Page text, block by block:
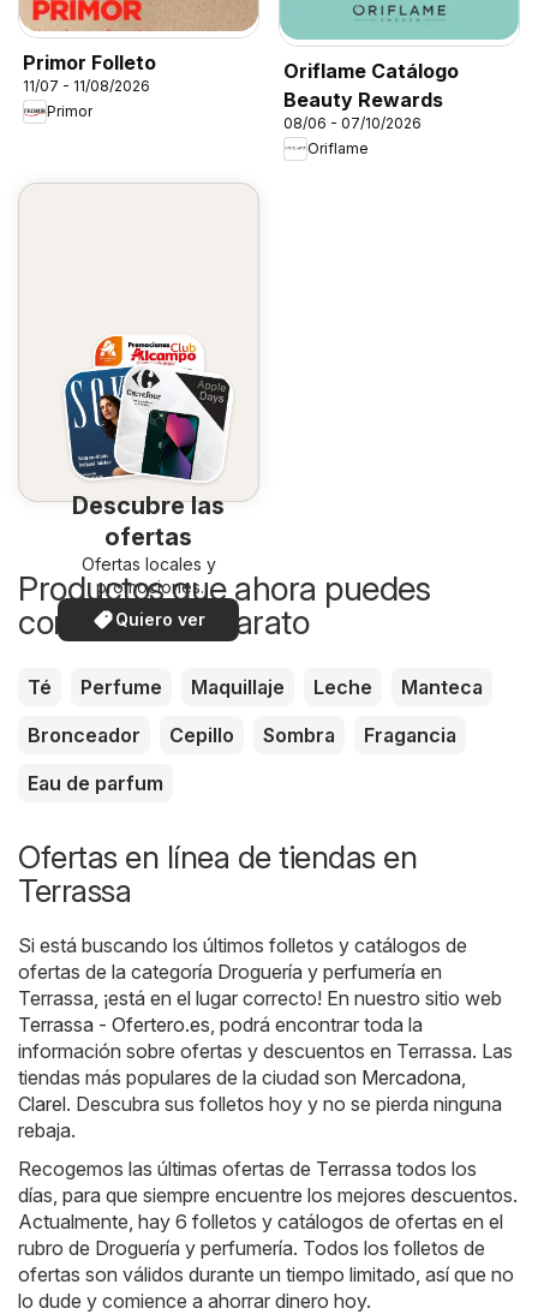
Primor Folleto
11/07 - 11/08/2026
Primor
Oriflame Catálogo
Beauty Rewards
08/06 - 07/10/2026
Oriflame
Descubre las
ofertas
Ofertas locales y
promociones
especiales.
Quiero ver
Productos que ahora puedes
comprar más barato
Té Perfume Maquillaje Leche
Manteca
Bronceador
Cepillo Sombra
Fragancia
Eau de parfum
Ofertas en línea de tiendas en
Terrassa
Si está buscando los últimos folletos y catálogos de
ofertas de la categoría Droguería y perfumería en
Terrassa, ¡está en el lugar correcto! En nuestro sitio web
Terrassa - Ofertero.es , podrá encontrar toda la
información sobre ofertas y descuentos en Terrassa. Las
tiendas más populares de la ciudad son Mercadona
Clarel. Descubra sus folletos hoy y no se pierda ninguna
rebaja.
Recogemos las últimas ofertas de Terrassa todos los
días, para que siempre encuentre los mejores descuentos.
Actualmente, hay 6 folletos y catálogos de ofertas en el
rubro de Droguería y perfumería. Todos los folletos de
ofertas son válidos durante un tiempo limitado, así que no
lo dude y comience a ahorrar dinero hoy.